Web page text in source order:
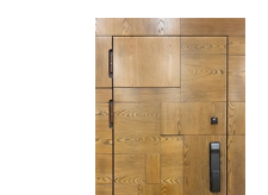
Хочу такую